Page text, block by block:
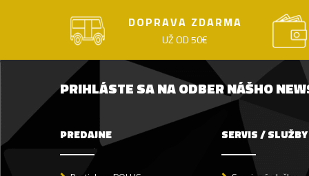
DOPRAVA ZDARMA
UŽ OD 50€
PRIHLÁSTE SA NA ODBER NÁŠHO
PREDAJNE SERVIS / SLUŽBY